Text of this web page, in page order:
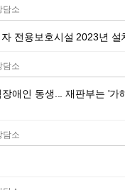
담소
전용보호시설 2023년 설
담소
애인 동생... 재판부는 '가
담소